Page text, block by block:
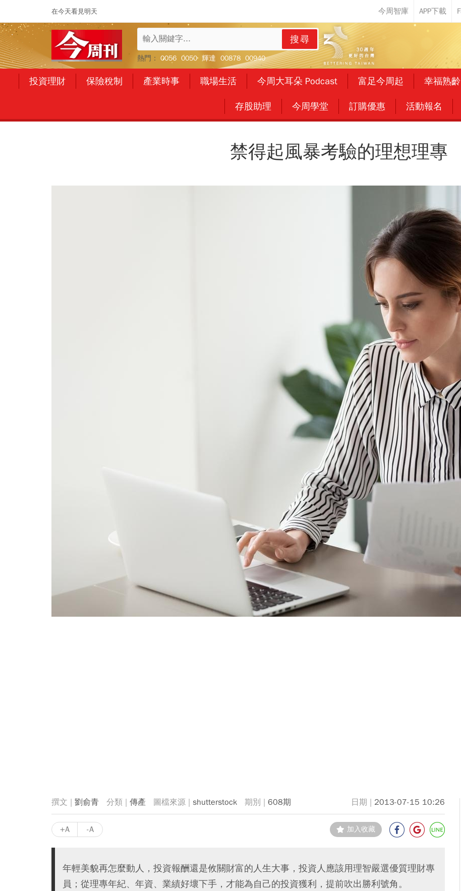
在今天看見明天
搜尋
熱門： 0056 0050 輝達 00878 00940
投資理財 保險稅制 產業時事 職場生活 今周大耳朵 Podcast 富足今周起 幸福熟齡
存股助理 今周學堂 訂購優惠 活動報名
禁得起風暴考驗的理想理專
劉俞青 傳產 shutterstock 608期 2013-07-15 10:26
+A -A 加入收藏
年輕美貌再怎麼動人，投資報酬還是攸關財富的人生大事，投資人應該用理智嚴選優質理財專
員；從理專年紀、年資、業績好壞下手，才能為自己的投資獲利，提前吹出勝利號角。